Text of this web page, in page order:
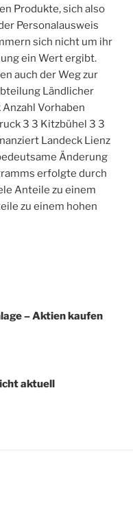
Produkte, sich also
Personalausweis
sich nicht um ihr
ein Wert ergibt.
auch der Weg zur
Ländlicher
Vorhaben
3 3 Kitzbühel 3 3
Landeck Lienz
Änderung
erfolgte durch
Anteile zu einem
zu einem hohen
– Aktien kaufen
aktuell